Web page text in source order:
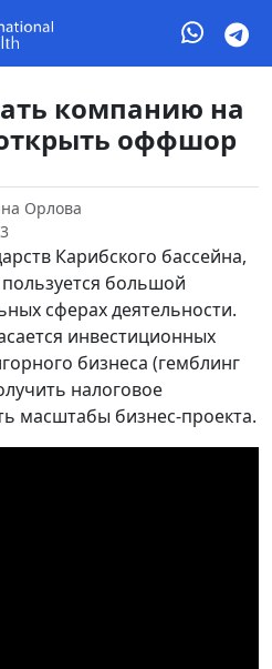
компанию на
оффшор
Орлова
Карибского бассейна,
большой
сферах деятельности.
инвестиционных
бизнеса (гемблинг
налоговое
масштабы бизнес-проекта.